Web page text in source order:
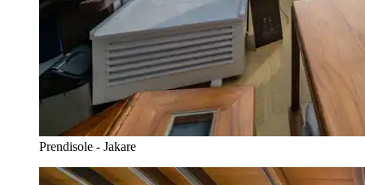
Prendisole - Jakare